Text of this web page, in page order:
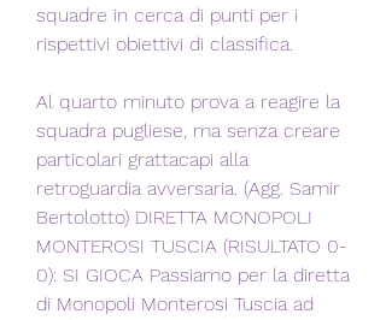
squadre in cerca di punti per i
rispettivi obiettivi di classifica.
Al quarto minuto prova a reagire la
squadra pugliese, ma senza creare
particolari grattacapi alla
retroguardia avversaria. (Agg. Samir
Bertolotto) DIRETTA MONOPOLI
MONTEROSI TUSCIA (RISULTATO 0-
0): SI GIOCA Passiamo per la diretta
di Monopoli Monterosi Tuscia ad